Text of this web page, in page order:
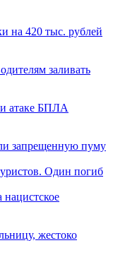
на 420 тыс. рублей
заливать
атаке БПЛА
запрещенную пуму
Один погиб
жестоко